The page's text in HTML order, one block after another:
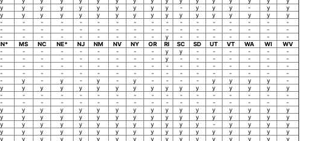
y y y y y y y y y y - y y y - y
y
y y y y y y y y y y y y y y y y
y
- - - - - - - - - - - - - - - -
-
- - - - - - - - - - - - - - - -
-
- - - - - - - - - y - - - - - -
-
MS NC NE* NJ NM NV NY OR RI SC SD UT VT WA WI
WV
- - - - - - - - - y y - - - - -
-
- - - - - - - - - y - - - - - -
-
- - - - - - - - - - - - - - - -
-
- - - - - - - - - - - - - - - -
-
- y - y - y - y - - - - y y y y
-
y y y y y y y y y y y y y y y y
y
- - - - - - - - - - - - - - - -
-
- - - - - - - - - - - - - - - -
-
y y y y y y y y y y y y y y y y
y
y y y y y y y y y y y y y y y y
y
y y y y y y y y y y y y - y y y
y
y y y y y y y y y y y y y y y y
y
y y y y y y y y y y y y y y y y
y